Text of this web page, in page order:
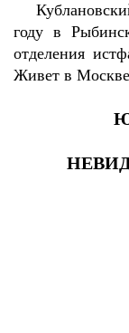
году в
отделения
Живет в